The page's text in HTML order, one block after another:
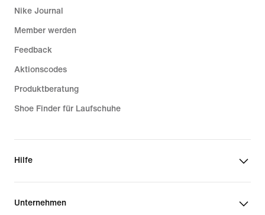
Nike Journal
Member werden
Feedback
Aktionscodes
Produktberatung
Shoe Finder für Laufschuhe
Hilfe
Unternehmen